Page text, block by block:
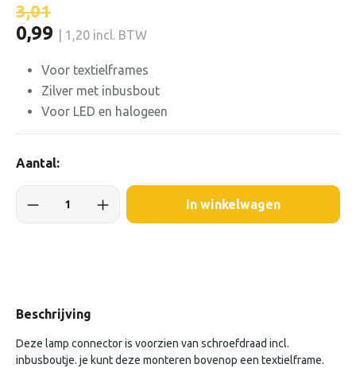
0,99 | 1,20 incl. BTW
3,01
Voor textielframes
Zilver met inbusbout
Voor LED en halogeen
Aantal:
In winkelwagen
Beschrijving
Deze lamp connector is voorzien van schroefdraad incl.
inbusboutje. je kunt deze monteren bovenop een textielframe.